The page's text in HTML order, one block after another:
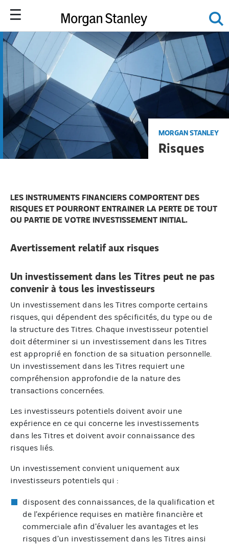
MORGAN STANLEY
Risques
LES INSTRUMENTS FINANCIERS COMPORTENT DES
RISQUES ET POURRONT ENTRAINER LA PERTE DE TOUT
OU PARTIE DE VOTRE INVESTISSEMENT INITIAL.
Avertissement relatif aux risques
Un investissement dans les Titres peut ne pas
convenir à tous les investisseurs
Un investissement dans les Titres comporte certains
risques, qui dépendent des spécificités, du type ou de
la structure des Titres. Chaque investisseur potentiel
doit déterminer si un investissement dans les Titres
est approprié en fonction de sa situation personnelle.
Un investissement dans les Titres requiert une
compréhension approfondie de la nature des
transactions concernées.
Les investisseurs potentiels doivent avoir une
expérience en ce qui concerne les investissements
dans les Titres et doivent avoir connaissance des
risques liés.
Un investissement convient uniquement aux
investisseurs potentiels qui :
disposent des connaissances, de la qualification et
de l’expérience requises en matière financière et
commerciale afin d’évaluer les avantages et les
risques d’un investissement dans les Titres ainsi